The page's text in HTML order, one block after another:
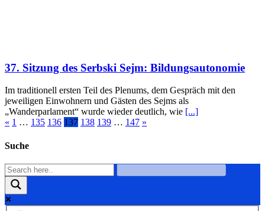
37. Sitzung des Serbski Sejm: Bildungsautonomie
Im traditionell ersten Teil des Plenums, dem Gespräch mit den
jeweiligen Einwohnern und Gästen des Sejms als
„Wanderparlament“ wurde wieder deutlich, wie [...]
« 1 … 135 136 137 138 139 … 147 »
Suche